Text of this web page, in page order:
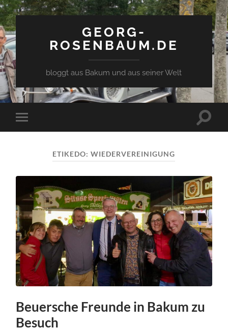
GEORG-
ROSENBAUM.DE
bloggt aus Bakum und aus seiner Welt
Toggle
mobile
Toggle
ETIKEDO:WIEDERVEREINIGUNG
Beuersche Freunde in Bakum zu
Besuch